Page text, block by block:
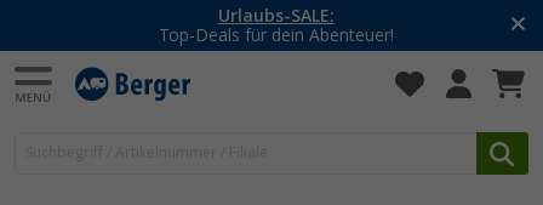
Urlaubs-SALE:
Top-Deals für dein Abenteuer!